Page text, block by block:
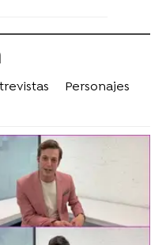
Personajes